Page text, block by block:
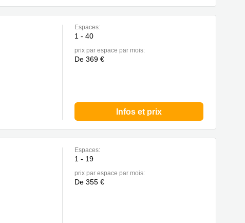
Espaces:
1 - 40
prix par espace par mois:
De 369 €
Infos et prix
Espaces:
1 - 19
prix par espace par mois:
De 355 €